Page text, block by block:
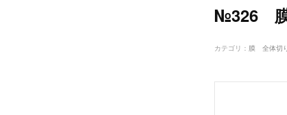
№326 膜
カテゴリ ： 膜 全体切